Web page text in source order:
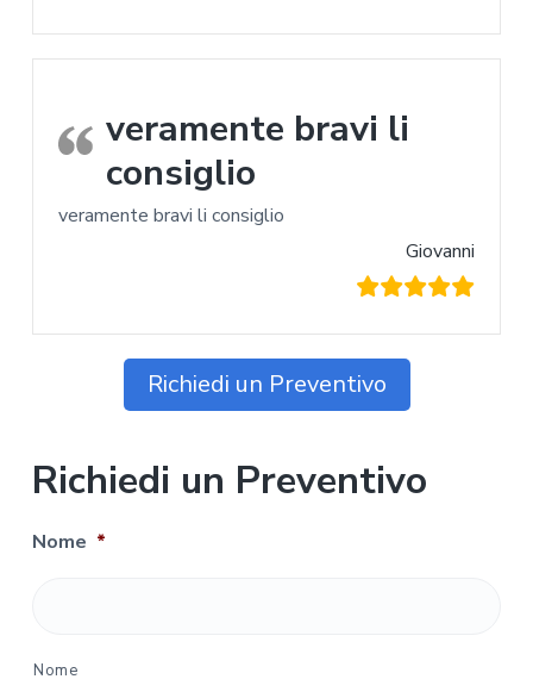
veramente bravi li
consiglio
veramente bravi li consiglio
Giovanni
Richiedi un Preventivo
Richiedi un Preventivo
Nome *
Nome